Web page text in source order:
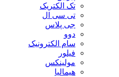
تک الکتریک
تی سی ال
جی پلاس
دوو
سام الکترونیک
فیلور
مولینکس
هیمالیا